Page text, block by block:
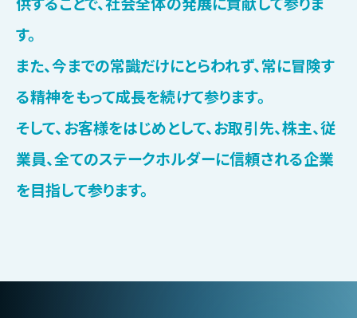
す。
また、今までの常識だけにとらわれず、常に冒険す
る精神をもって成長を続けて参ります。
そして、お客様をはじめとして、お取引先、株主、従
業員、全てのステークホルダーに信頼される企業
を目指して参ります。